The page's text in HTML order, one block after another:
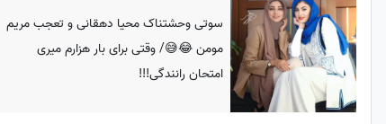
سوتی وحشتناک محیا دهقانی و تعجب مریم
مومن 😂😅/ وقتی برای بار هزارم میری
امتحان رانندگی!!!